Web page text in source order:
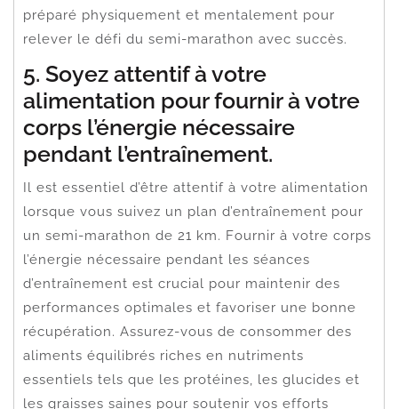
préparé physiquement et mentalement pour
relever le défi du semi-marathon avec succès.
5. Soyez attentif à votre
alimentation pour fournir à votre
corps l’énergie nécessaire
pendant l’entraînement.
Il est essentiel d’être attentif à votre alimentation
lorsque vous suivez un plan d’entraînement pour
un semi-marathon de 21 km. Fournir à votre corps
l’énergie nécessaire pendant les séances
d’entraînement est crucial pour maintenir des
performances optimales et favoriser une bonne
récupération. Assurez-vous de consommer des
aliments équilibrés riches en nutriments
essentiels tels que les protéines, les glucides et
les graisses saines pour soutenir vos efforts